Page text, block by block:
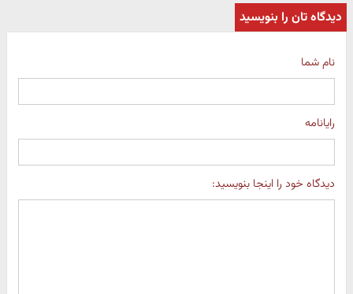
دیدگاه تان را بنویسید
نام شما
رایانامه
دیدگاه خود را اینجا بنویسید: